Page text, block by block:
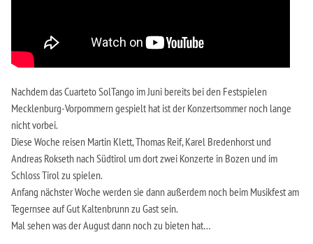
Nachdem das Cuarteto SolTango im Juni bereits bei den Festspielen
Mecklenburg-Vorpommern gespielt hat ist der Konzertsommer noch lange
nicht vorbei.
Diese Woche reisen Martin Klett, Thomas Reif, Karel Bredenhorst und
Andreas Rokseth nach Südtirol um dort zwei Konzerte in Bozen und im
Schloss Tirol zu spielen.
Anfang nächster Woche werden sie dann außerdem noch beim Musikfest am
Tegernsee auf Gut Kaltenbrunn zu Gast sein.
Mal sehen was der August dann noch zu bieten hat…